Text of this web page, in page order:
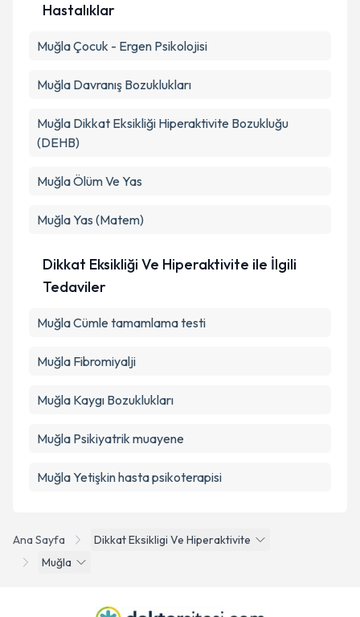
Ana Sayfa
Dikkat Eksikligi Ve Hiperaktivite
Muğla
Hastalıklar
Muğla Çocuk - Ergen Psikolojisi
Muğla Davranış Bozuklukları
Muğla Dikkat Eksikliği Hiperaktivite Bozukluğu
(DEHB)
Muğla Ölüm Ve Yas
Muğla Yas (Matem)
Dikkat Eksikliği Ve Hiperaktivite ile İlgili
Tedaviler
Muğla Cümle tamamlama testi
Muğla Fibromiyalji
Muğla Kaygı Bozuklukları
Muğla Psikiyatrik muayene
Muğla Yetişkin hasta psikoterapisi